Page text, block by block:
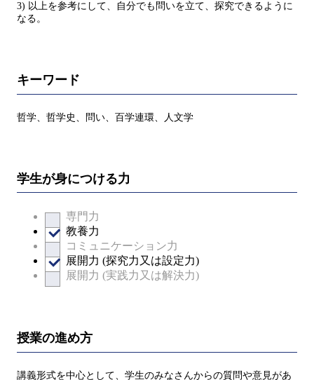
3) 以上を参考にして、自分でも問いを立て、探究できるように
なる。
キーワード
哲学、哲学史、問い、百学連環、人文学
学生が身につける力
専門力
教養力
コミュニケーション力
展開力 (探究力又は設定力)
展開力 (実践力又は解決力)
授業の進め方
講義形式を中心として、学生のみなさんからの質問や意見があ